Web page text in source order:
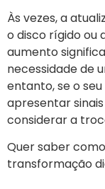
Às vezes, a
o disco rígido ou
aumento
necessidade de
entanto, se o
apresentar
considerar a
Quer saber
transformação